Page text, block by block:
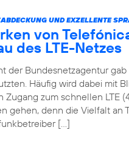
UND EXZELLENTE
von
des LTE-Netzes
der Bundesnetzagentur
Häufig wird dabei mit
Zugang zum schnellen LTE
gehen, denn die Vielfalt an
[…]